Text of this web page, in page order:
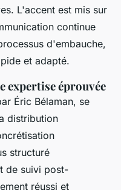
L'accent est mis sur
continue
d'embauche,
et adapté.
expertise éprouvée
Éric Bélaman, se
distribution
structuré
de suivi post-
réussi et